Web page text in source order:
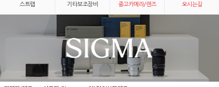
스트랩 기타보조장비 중고카메라/렌즈 오시는길